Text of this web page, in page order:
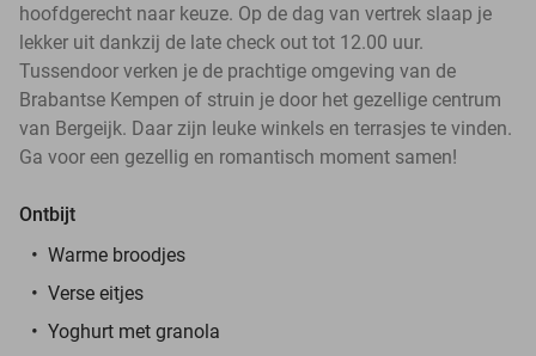
hoofdgerecht naar keuze. Op de dag van vertrek slaap je
lekker uit dankzij de late check out tot 12.00 uur.
Tussendoor verken je de prachtige omgeving van de
Brabantse Kempen of struin je door het gezellige centrum
van Bergeijk. Daar zijn leuke winkels en terrasjes te vinden.
Ga voor een gezellig en romantisch moment samen!
Ontbijt
Warme broodjes
Verse eitjes
Yoghurt met granola